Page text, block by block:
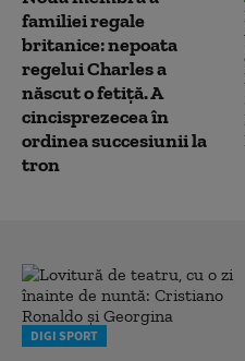
familiei regale
britanice: nepoata
regelui Charles a
născut o fetiță. A
cincisprezecea în
ordinea succesiunii la
tron
DIGI SPORT